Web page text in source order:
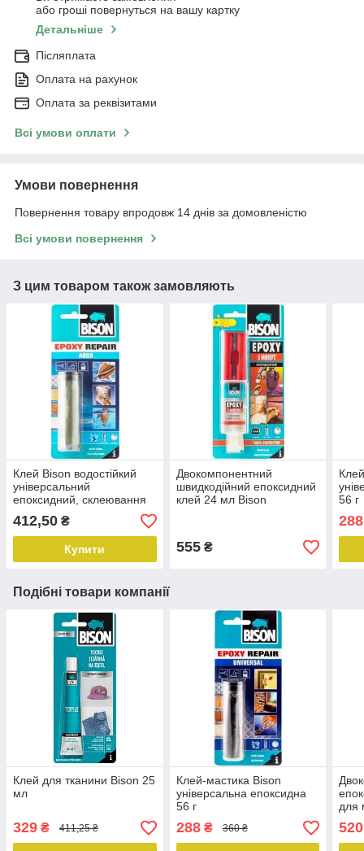
або гроші повернуться на вашу картку
Детальніше
Післяплата
Оплата на рахунок
Оплата за реквізитами
Всі умови оплати
Умови повернення
Повернення товару впродовж 14 днів за домовленістю
Всі умови повернення
З цим товаром також замовляють
Клей Bison водостійкий
універсальний
епоксидний, склеювання
під водою 56 г
412,50 ₴
Купити
Двокомпонентний
швидкодійний епоксидний
клей 24 мл Bison
555₴
56 г
288
Подібні товари компанії
Клей для тканини Bison 25
мл
329 ₴ 411,25 ₴
Клей-мастика Bison
універсальна епоксидна
56 г
288₴ 360 ₴
для
520